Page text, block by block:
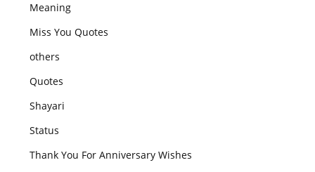
Meaning
Miss You Quotes
others
Quotes
Shayari
Status
Thank You For Anniversary Wishes